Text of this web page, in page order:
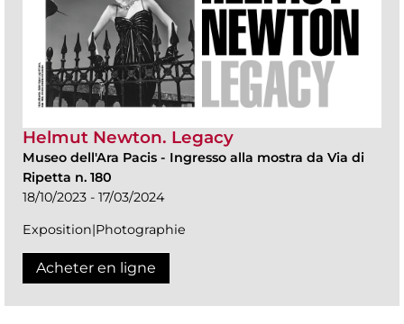
Helmut Newton. Legacy
Museo dell'Ara Pacis - Ingresso alla mostra da Via di
Ripetta n. 180
18/10/2023 - 17/03/2024
Exposition|Photographie
Acheter en ligne